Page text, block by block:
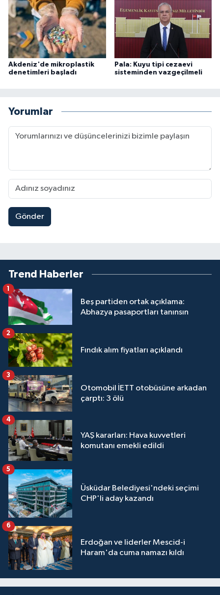
Akdeniz'de mikroplastik
denetimleri başladı
Pala: Kuyu tipi cezaevi
sisteminden vazgeçilmeli
Yorumlar
Gönder
Trend Haberler
Beş partiden ortak açıklama:
Abhazya pasaportları tanınsın
1
Fındık alım fiyatları açıklandı
2
Otomobil İETT otobüsüne arkadan
çarptı: 3 ölü
3
YAŞ kararları: Hava kuvvetleri
komutanı emekli edildi
4
Üsküdar Belediyesi'ndeki seçimi
CHP'li aday kazandı
5
Erdoğan ve liderler Mescid-i
Haram'da cuma namazı kıldı
6